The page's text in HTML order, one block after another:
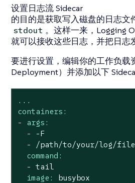
设置日志流 Sidecar
的目的是获取写入磁盘的日志文
stdout 。这样一来，Logging
就可以接收这些日志，并把日志
要进行设置，编辑你的工作负载
Deployment）并添加以下
...
containers:
-
args:
-
-F
-
/path/to/your/log/
command:
- tail
image:
busybox